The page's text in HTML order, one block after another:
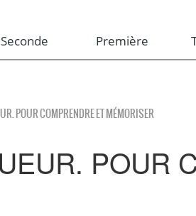
Seconde Première
POUR COMPRENDRE ET MÉMORISER
POUR